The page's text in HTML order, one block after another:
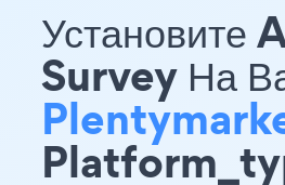
Установите
Survey На